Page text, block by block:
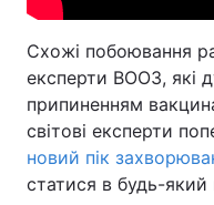
Схожі побоювання
експерти ВООЗ, які
припиненням
світові експерти
новий пік
статися в будь-